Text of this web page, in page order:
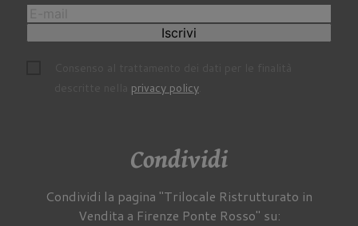
Iscrivi
privacy policy.
Condividi
Condividi la pagina "Trilocale Ristrutturato in
Vendita a Firenze Ponte Rosso" su: